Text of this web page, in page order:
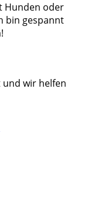
Hunden oder
bin gespannt
und wir helfen